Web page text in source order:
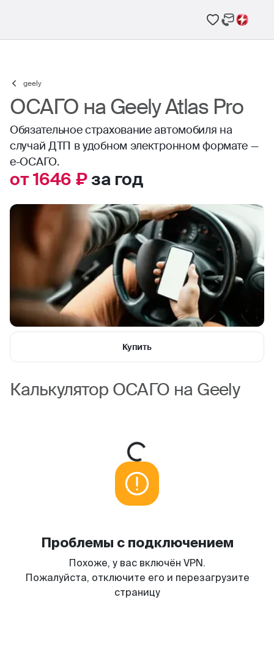
geely
ОСАГО на Geely Atlas Pro
Обязательное страхование автомобиля на
случай ДТП в удобном электронном формате —
е-ОСАГО.
от 1646 ₽за год
Купить
Калькулятор ОСАГО на Geely